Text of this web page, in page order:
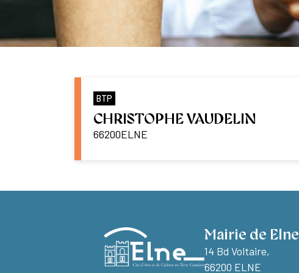
BTP
CHRISTOPHE VAUDELIN
66200ELNE
Mairie de Elne
14 Bd Voltaire,
66200 ELNE